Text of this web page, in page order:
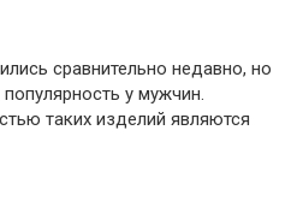
сравнительно недавно, но
у мужчин.
таких изделий являются